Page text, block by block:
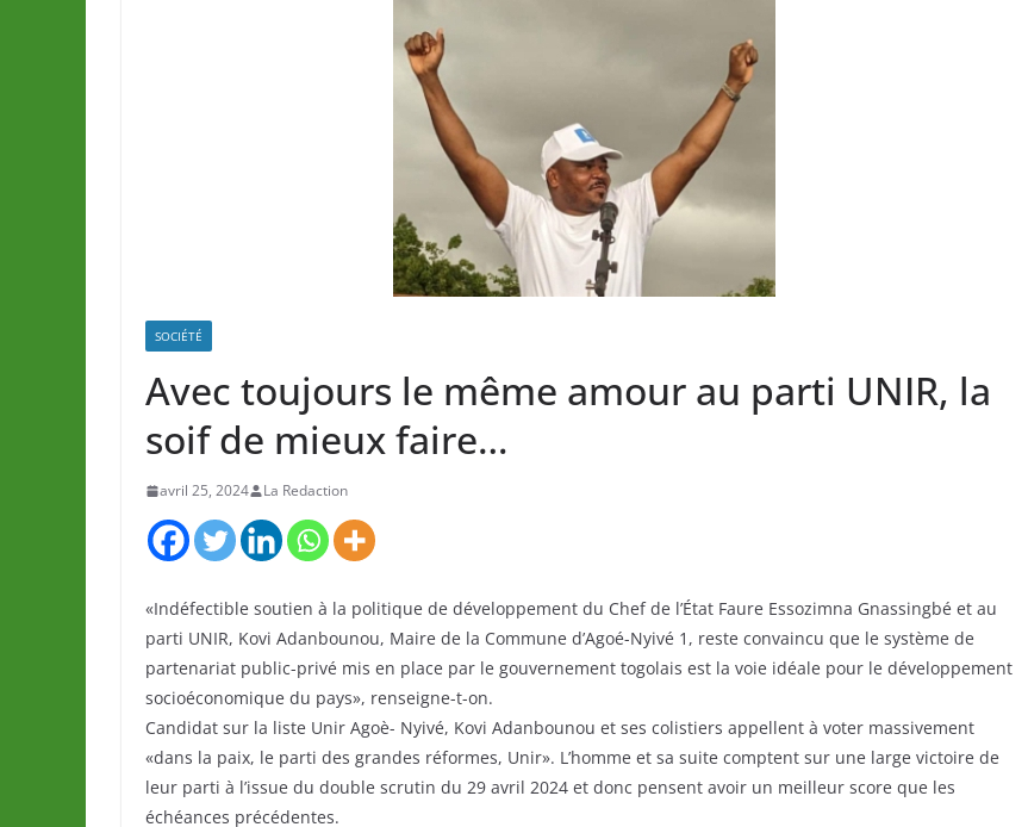
SOCIÉTÉ
Avec toujours le même amour au parti UNIR, la
soif de mieux faire…
avril 25, 2024 La Redaction
«Indéfectible soutien à la politique de développement du Chef de l’État Faure Essozimna Gnassingbé et au
parti UNIR, Kovi Adanbounou, Maire de la Commune d’Agoé-Nyivé 1, reste convaincu que le système de
partenariat public-privé mis en place par le gouvernement togolais est la voie idéale pour le développement
socioéconomique du pays», renseigne-t-on.
Candidat sur la liste Unir Agoè- Nyivé, Kovi Adanbounou et ses colistiers appellent à voter massivement
«dans la paix, le parti des grandes réformes, Unir». L’homme et sa suite comptent sur une large victoire de
leur parti à l’issue du double scrutin du 29 avril 2024 et donc pensent avoir un meilleur score que les
échéances précédentes.